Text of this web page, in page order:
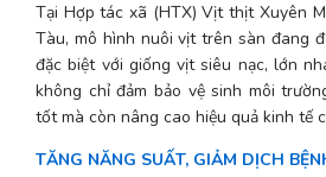
Tại Hợp tác xã (HTX) Vịt thịt Xuyên
Tàu, mô hình nuôi vịt trên sàn đang
đặc biệt với giống vịt siêu nạc, lớn
không chỉ đảm bảo vệ sinh môi
tốt mà còn nâng cao hiệu quả kinh tế
TĂNG NĂNG SUẤT, GIẢM DỊCH